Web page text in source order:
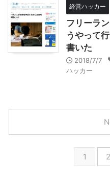
経営ハッカー
フリーラ
うやって
書いた
2018/7/7
ハッカー
1 2